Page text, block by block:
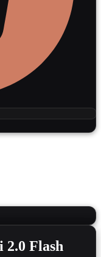
2.0 Flash